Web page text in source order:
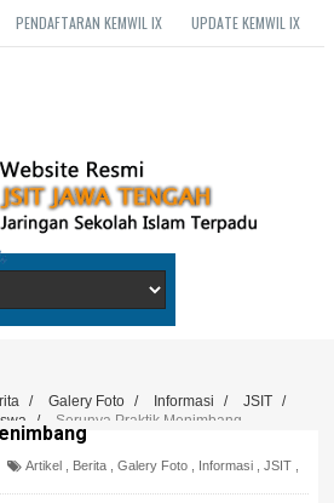
PENDAFTARAN KEMWIL IX UPDATE KEMWIL IX
/ Galery Foto / Informasi / JSIT
/
/ Serunya Praktik Menimbang
Artikel Berita Galery Foto Informasi JSIT